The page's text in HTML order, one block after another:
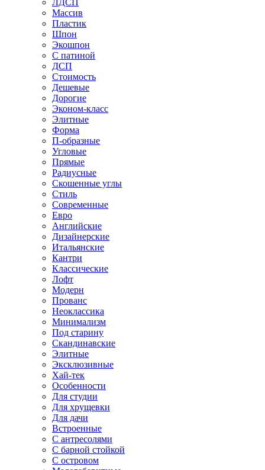
ЛДСП
Массив
Пластик
Шпон
Экошпон
С патиной
ДСП
Стоимость
Дешевые
Дорогие
Эконом-класс
Элитные
Форма
П-образные
Угловые
Прямые
Радиусные
Скошенные углы
Стиль
Современные
Евро
Английские
Дизайнерские
Итальянские
Кантри
Классические
Лофт
Модерн
Прованс
Неоклассика
Минимализм
Под старину
Скандинавские
Элитные
Эксклюзивные
Хай-тек
Особенности
Для студии
Для хрущевки
Для дачи
Встроенные
С антресолями
С барной стойкой
С островом